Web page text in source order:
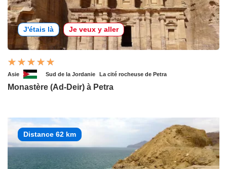
J'étais là Je veux y aller
Asie Sud de la Jordanie La cité rocheuse de Petra
Monastère (Ad-Deir) à Petra
Distance 62 km